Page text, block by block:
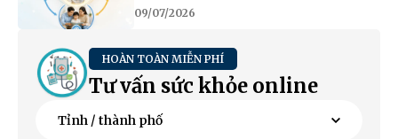
09/07/2026
HOÀN TOÀN MIỄN PHÍ
Tư vấn sức khỏe online